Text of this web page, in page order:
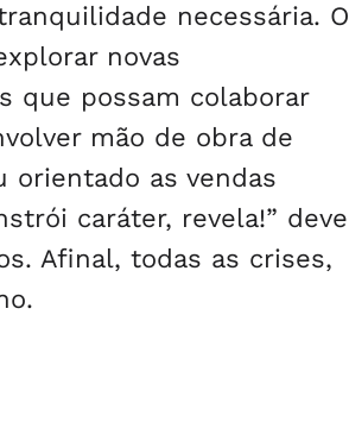
necessária. O
novas
que possam colaborar
mão de obra de
orientado as vendas
caráter, revela!” deve
Afinal, todas as crises,